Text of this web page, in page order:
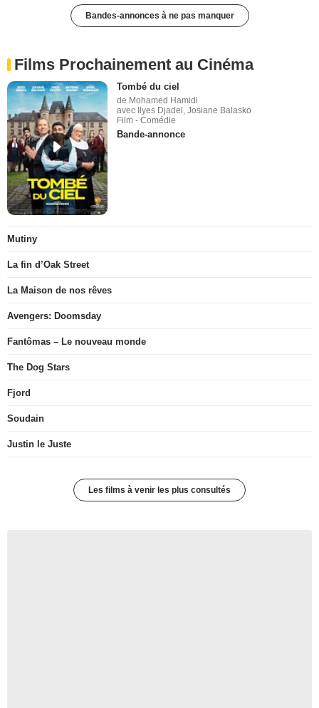
Bandes-annonces à ne pas manquer
Films Prochainement au Cinéma
Tombé du ciel
de Mohamed Hamidi
avec Ilyes Djadel, Josiane Balasko
Film - Comédie
Bande-annonce
Mutiny
La fin d’Oak Street
La Maison de nos rêves
Avengers: Doomsday
Fantômas – Le nouveau monde
The Dog Stars
Fjord
Soudain
Justin le Juste
Les films à venir les plus consultés